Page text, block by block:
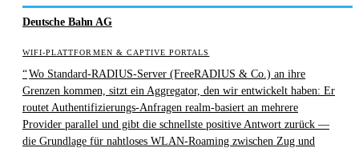
Deutsche Bahn AG
WIFI-PLATTFORMEN & CAPTIVE PORTALS
Wo Standard-RADIUS-Server (FreeRADIUS & Co.) an ihre
Grenzen kommen, sitzt ein Aggregator, den wir entwickelt haben: Er
routet Authentifizierungs-Anfragen realm-basiert an mehrere
Provider parallel und gibt die schnellste positive Antwort zurück —
die Grundlage für nahtloses WLAN-Roaming zwischen Zug und